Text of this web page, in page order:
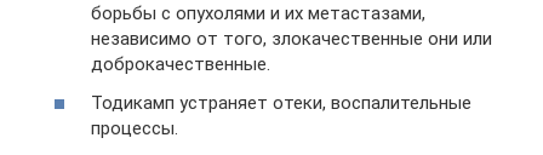
борьбы с опухолями и их метастазами,
независимо от того, злокачественные они или
доброкачественные.
Тодикамп устраняет отеки, воспалительные
процессы.